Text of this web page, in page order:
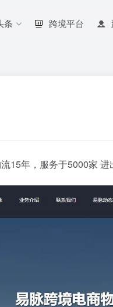
条 跨境平台
15年，服务于5000家 进